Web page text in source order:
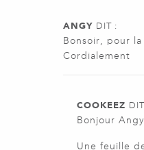
ANGY DIT :
Bonsoir, pour
Cordialement
COOKEEZ
Bonjour
Une feuille